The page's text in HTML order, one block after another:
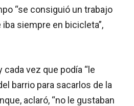
“se consiguió un trabajo
iba siempre en bicicleta”,
cada vez que podía “le
barrio para sacarlos de la
aclaró, “no le gustaban